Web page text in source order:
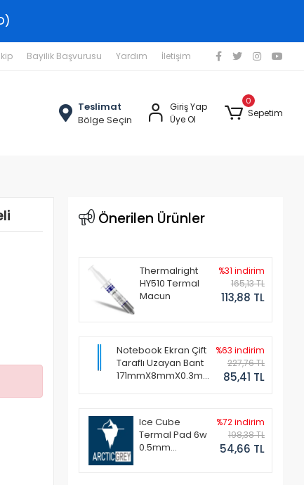
Bayilik Başvurusu Yardım İletişim
Teslimat
Bölge Seçin
Giriş Yap
Üye Ol
0
Sepetim
Önerilen Ürünler
Thermalright
HY510 Termal
Macun
%31 indirim
165,13 TL
113,88 TL
Notebook Ekran Çift
Taraflı Uzayan Bant
171mmX8mmX0.3mm
%63 indirim
227,76 TL
85,41 TL
Ice Cube
Termal Pad 6w
0.5mm
%72 indirim
198,38 TL
54,66 TL